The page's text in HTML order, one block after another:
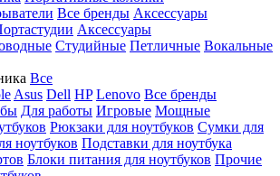
Все бренды Аксессуары
Аксессуары
Студийные Петличные Вокальные
Все
Asus Dell HP Lenovo Все бренды
Для работы Игровые Мощные
Рюкзаки для ноутбуков Сумки для
ноутбуков Подставки для ноутбука
Блоки питания для ноутбуков Прочие